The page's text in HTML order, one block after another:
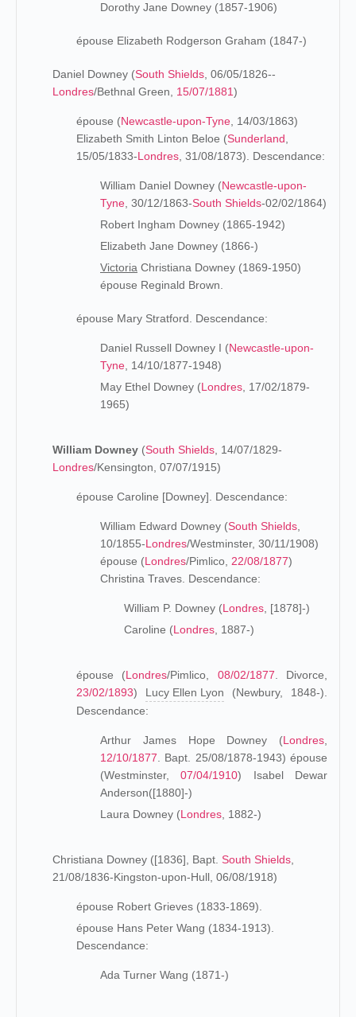
Dorothy Jane Downey (1857-1906)
épouse Elizabeth Rodgerson Graham (1847-)
Daniel Downey (South Shields , 06/05/1826--
Londres/Bethnal Green, 15/07/1881)
épouse (Newcastle-upon-Tyne , 14/03/1863)
Elizabeth Smith Linton Beloe (Sunderland
15/05/1833-Londres , 31/08/1873). Descendance:
William Daniel Downey (Newcastle-upon-
Tyne , 30/12/1863-South Shields-02/02/1864)
Robert Ingham Downey (1865-1942)
Elizabeth Jane Downey (1866-)
Victoria Christiana Downey (1869-1950)
épouse Reginald Brown.
épouse Mary Stratford. Descendance:
Daniel Russell Downey I (Newcastle-upon-
Tyne , 14/10/1877-1948)
May Ethel Downey (Londres , 17/02/1879-
1965)
William Downey (South Shields , 14/07/1829-
Londres/Kensington, 07/07/1915)
épouse Caroline [Downey]. Descendance:
William Edward Downey (South Shields
10/1855-Londres/Westminster, 30/11/1908)
épouse (Londres/Pimlico, 22/08/1877)
Christina Traves. Descendance:
William P. Downey (Londres , [1878]-)
Caroline (Londres , 1887-)
épouse (Londres/Pimlico, 08/02/1877 . Divorce,
23/02/1893) Lucy Ellen Lyon (Newbury, 1848-).
Descendance:
Arthur James Hope Downey (Londres
12/10/1877 . Bapt. 25/08/1878-1943) épouse
(Westminster,07/04/1910) Isabel Dewar
Anderson([1880]-)
Laura Downey (Londres , 1882-)
Christiana Downey ([1836], Bapt. South Shields
21/08/1836-Kingston-upon-Hull, 06/08/1918)
épouse Robert Grieves (1833-1869).
épouse Hans Peter Wang (1834-1913).
Descendance:
Ada Turner Wang (1871-)